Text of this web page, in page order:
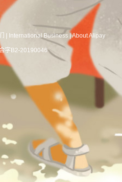
International Business |About Alipay
字B2-20190046